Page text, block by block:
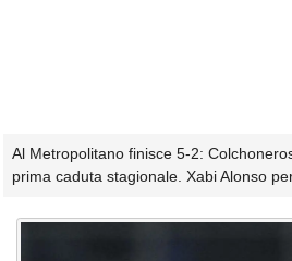
Al Metropolitano finisce 5-2:
prima caduta stagionale. Xabi Alonso